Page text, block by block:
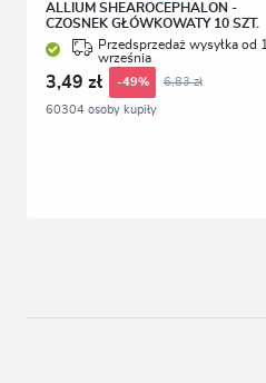
ALLIUM SHEAROCEPHALON -
CZOSNEK GŁÓWKOWATY 10 SZT.
Przedsprzedaż wysyłka od 1
września
3,49 zł -49% 6,83 zł
60304 osoby kupiły